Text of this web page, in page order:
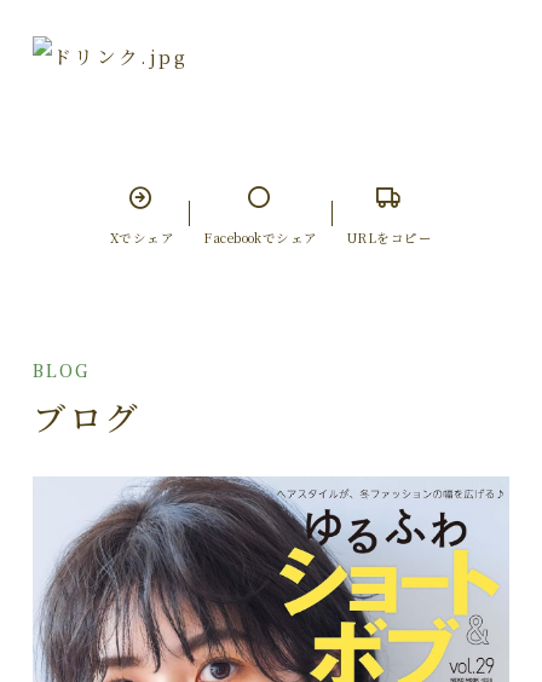
Xでシェア Facebookでシェア URLをコピー
BLOG
ブログ